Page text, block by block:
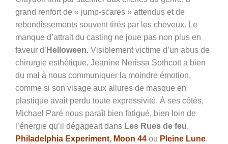
grand renfort de « jump-scares » attendus et de
rebondissements souvent tirés par les cheveux. Le
manque d’attrait du casting ne joue pas non plus en
faveur d’ Helloween. Visiblement victime d’un abus de
chirurgie esthétique, Jeanine Nerissa Sothcott a bien
du mal à nous communiquer la moindre émotion,
comme si son visage aux allures de masque en
plastique avait perdu toute expressivité. À ses côtés,
Michael Paré nous paraît bien fatigué, bien loin de
l’énergie qu’il dégageait dans Les Rues de feu,
Philadelphia Experiment, Moon 44 ou Pleine Lune.